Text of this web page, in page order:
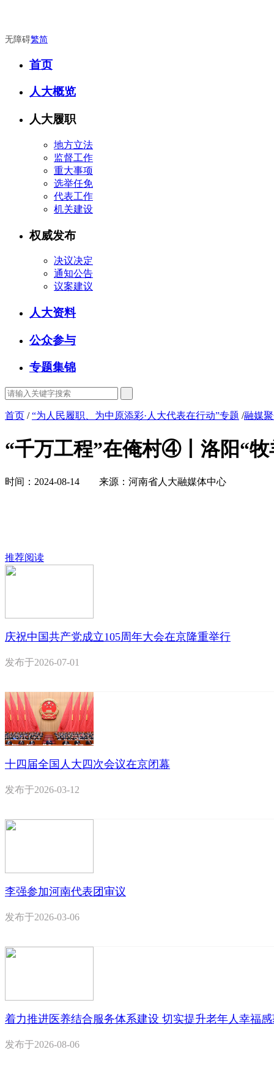
无障碍繁简
首页
人大概览
人大履职
地方立法
监督工作
重大事项
选举任免
代表工作
机关建设
权威发布
决议决定
通知公告
议案建议
人大资料
公众参与
专题集锦
首页 /“为人民履职、为中原添彩·人大代表在行动”专题 /融媒
“千万工程”在俺村④丨洛阳“
时间：2024-08-14 来源：河南省人大融媒体中心
推荐阅读
庆祝中国共产党成立105周年大会在京隆重举行
发布于2026-07-01
十四届全国人大四次会议在京闭幕
发布于2026-03-12
李强参加河南代表团审议
发布于2026-03-06
着力推进医养结合服务体系建设 切实提升老年人幸福
发布于2026-08-06